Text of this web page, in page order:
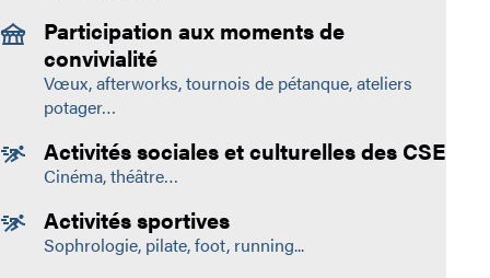
Participation aux moments de
convivialité
Vœux, afterworks, tournois de pétanque, ateliers
potager…
Activités sociales et culturelles des CSE
Cinéma, théâtre…
Activités sportives
Sophrologie, pilate, foot, running...